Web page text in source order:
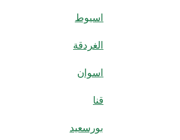
اسيوط
الغردقة
اسوان
قنا
بورسعيد